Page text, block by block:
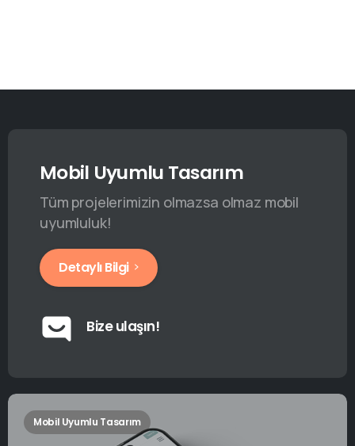
Mobil Uyumlu Tasarım
Tüm projelerimizin olmazsa olmaz mobil
uyumluluk!
Detaylı Bilgi
Bize ulaşın!
Mobil Uyumlu Tasarım